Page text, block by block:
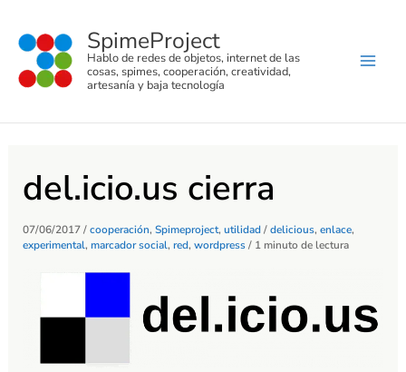
contenido
SpimeProject
Hablo de redes de objetos, internet de las
cosas, spimes, cooperación, creatividad,
artesanía y baja tecnología
del.icio.us cierra
07/06/2017/cooperación,Spimeproject,utilidad/delicious,enlace,
experimental,marcador social,red,wordpress/ 1 minuto de lectura